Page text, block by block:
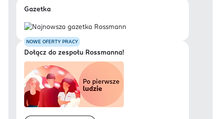
Gazetka
NOWE OFERTY PRACY
Dołącz do zespołu Rossmanna!